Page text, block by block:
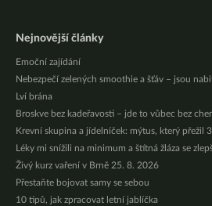
Nejnovější články
Emoční zajídání
Nebezpečí zelených smoothie a šťáv – jsou
Lví brána
Broskve bez kadeřavosti – jde to vůbec bez
Krevní skupina a jídelníček: mýtus, který přežil
Léky mi snížili na minimum a štítná žláza se
Živý kurz vaření v Brně 25. 8. 2026
Přestaňte bojovat samy se sebou
10 tipů, jak zpracovat letní jablíčka